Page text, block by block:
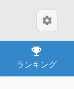
settings
emoji_events
ランキング